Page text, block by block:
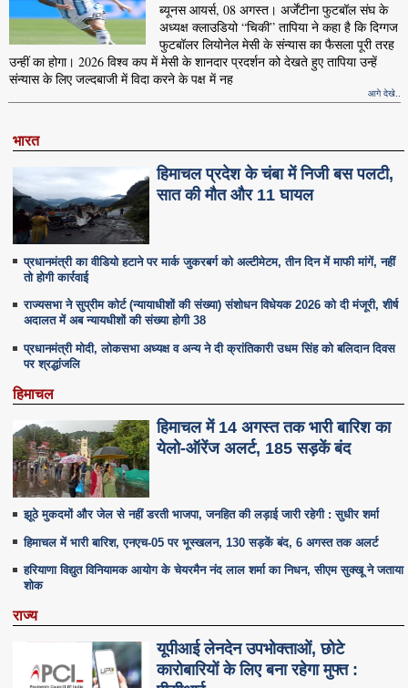
ब्यूनस आयर्स, 08 अगस्त। अर्जेंटीना फुटबॉल संघ के
अध्यक्ष क्लाउडियो “चिकी” तापिया ने कहा है कि दिग्गज
फुटबॉलर लियोनेल मेसी के संन्यास का फैसला पूरी तरह
उन्हीं का होगा। 2026 विश्व कप में मेसी के शानदार प्रदर्शन को देखते हुए तापिया उन्हें
संन्यास के लिए जल्दबाजी में विदा करने के पक्ष में नह
आगे देखे..
भारत
हिमाचल प्रदेश के चंबा में निजी बस पलटी,
सात की मौत और 11 घायल
प्रधानमंत्री का वीडियो हटाने पर मार्क जुकरबर्ग को अल्टीमेटम, तीन दिन में माफी मांगें, नहीं
तो होगी कार्रवाई
राज्यसभा ने सुप्रीम कोर्ट (न्यायाधीशों की संख्या) संशोधन विधेयक 2026 को दी मंजूरी, शीर्ष
अदालत में अब न्यायधीशों की संख्या होगी 38
प्रधानमंत्री मोदी, लोकसभा अध्यक्ष व अन्य ने दी क्रांतिकारी उधम सिंह को बलिदान दिवस
पर श्रद्धांजलि
हिमाचल
हिमाचल में 14 अगस्त तक भारी बारिश का
येलो-ऑरेंज अलर्ट, 185 सड़कें बंद
झूठे मुकदमों और जेल से नहीं डरती भाजपा, जनहित की लड़ाई जारी रहेगी : सुधीर शर्मा
हिमाचल में भारी बारिश, एनएच-05 पर भूस्खलन, 130 सड़कें बंद, 6 अगस्त तक अलर्ट
हरियाणा विद्युत विनियामक आयोग के चेयरमैन नंद लाल शर्मा का निधन, सीएम सुक्‍खू ने जताया
शोक
राज्य
यूपीआई लेनदेन उपभोक्ताओं, छोटे
कारोबारियों के लिए बना रहेगा मुफ्त :